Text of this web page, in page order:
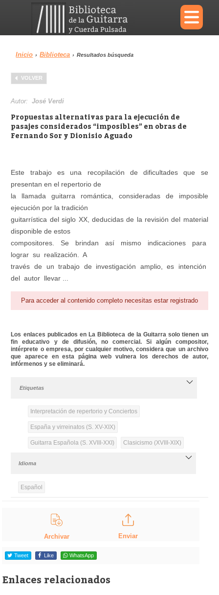
×
Menu
Biblioteca
Inicio › Biblioteca › Resultados búsqueda
VOLVER
Autor:José Verdi
Propuestas alternativas para la ejecución de
pasajes considerados “imposibles” en obras de
Fernando Sor y Dionisio Aguado
Este trabajo es una recopilación de dificultades que se
presentan en el repertorio de
la llamada guitarra romántica, consideradas de imposible
ejecución por la tradición
guitarrística del siglo XX, deducidas de la revisión del material
disponible de estos
compositores. Se brindan así mismo indicaciones para
lograr su realización. A
través de un trabajo de investigación amplio, es intención
del autor llevar ...
Para acceder al contenido completo necesitas estar registrado
Los enlaces publicados en La Biblioteca de la Guitarra solo tienen un
fin educativo y de difusión, no comercial. Si algún compositor,
intérprete o empresa, por cualquier motivo, considera que un archivo
que aparece en esta página web vulnera los derechos de autor,
infórmenos y se eliminará.
Etiquetas
Interpretación de repertorio y Conciertos
España y virreinatos (S. XV-XIX)
Guitarra Española (S. XVIII-XXI) Clasicismo (XVIII-XIX)
Idioma
Español
Archivar Enviar
Tweet Like WhatsApp
Enlaces relacionados